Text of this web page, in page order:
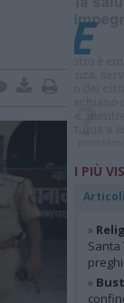
I PIÙ
Articoli
»
Santa
»